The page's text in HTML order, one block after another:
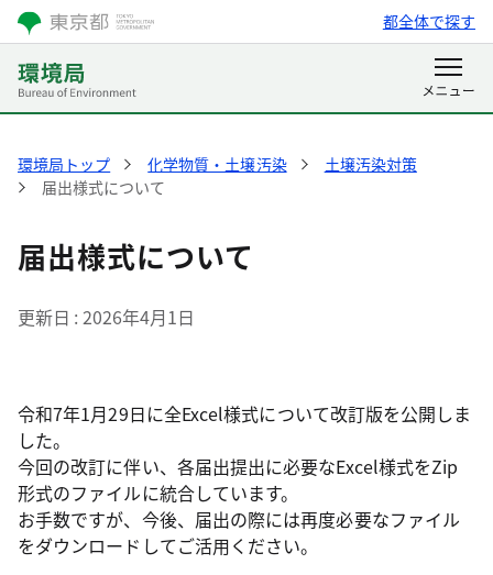
都全体で探す
環境局トップ 化学物質・土壌汚染
土壌汚染対策
届出様式について
届出様式について
更新日 2026年4月1日
令和7年1月29日に全Excel様式について改訂版を公開しま
した。
今回の改訂に伴い、各届出提出に必要なExcel様式をZip
形式のファイルに統合しています。
お手数ですが、今後、届出の際には再度必要なファイル
をダウンロードしてご活用ください。